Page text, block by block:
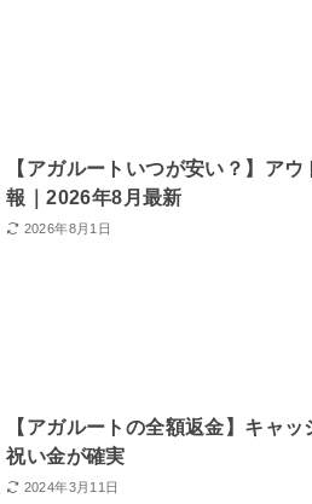
【アガルートいつが安い？】ア
報｜2026年8月最新
2026年8月1日
【アガルートの全額返金】キャ
祝い金が確実
2024年3月11日